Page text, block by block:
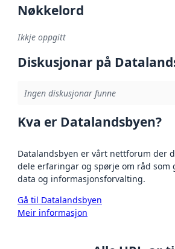
Nøkkelord
Ikkje oppgitt
Diskusjonar på
Ingen diskusjonar funne
Kva er Datalandsbyen?
Datalandsbyen er vårt nettforum der
dele erfaringar og spørje om råd som
data og informasjonsforvalting.
Gå til Datalandsbyen
Meir informasjon